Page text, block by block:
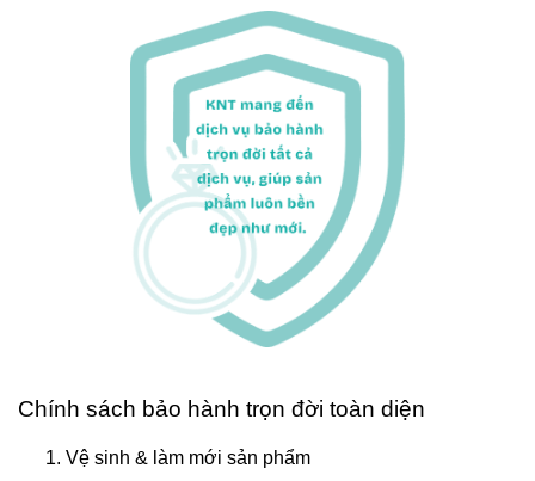
Chính sách bảo hành trọn đời toàn diện
Vệ sinh & làm mới sản phẩm